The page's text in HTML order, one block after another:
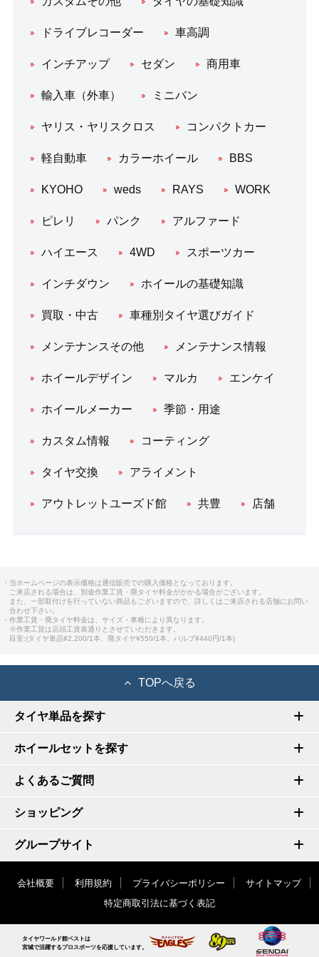
ドライブレコーダー 車高調
インチアップ セダン 商用車
輸入車（外車） ミニバン
ヤリス・ヤリスクロス コンパクトカー
軽自動車 カラーホイール BBS
KYOHO weds RAYS WORK
ピレリ パンク アルファード
ハイエース 4WD スポーツカー
インチダウン ホイールの基礎知識
買取・中古 車種別タイヤ選びガイド
メンテナンスその他 メンテナンス情報
ホイールデザイン マルカ エンケイ
ホイールメーカー 季節・用途
カスタム情報 コーティング
タイヤ交換 アライメント
アウトレットユーズド館 共豊 店舗
・当ホームページの表示価格は通信販売での購入価格となっております。
ご来店される場合は、別途作業工賃・廃タイヤ料金がかかる場合がございます。
また、一部取付けを行っていない商品もございますので、詳しくはご来店される店舗にお問い
合わせ下さい。
・作業工賃・廃タイヤ料金は、サイズ・車種により異なります。
※作業工賃は店頭工賃表通りとさせていただきます。
目安:(タイヤ単品¥2,200/1本、廃タイヤ¥550/1本、バルブ¥440円/1本)
TOPへ戻る
タイヤ単品を探す
ホイールセットを探す
よくあるご質問
ショッピング
グループサイト
会社概要 利用規約 プライバシーポリシー
サイトマップ
特定商取引法に基づく表記
タイヤワールド館ベストは
宮城で活躍するプロスポーツを応援しています。